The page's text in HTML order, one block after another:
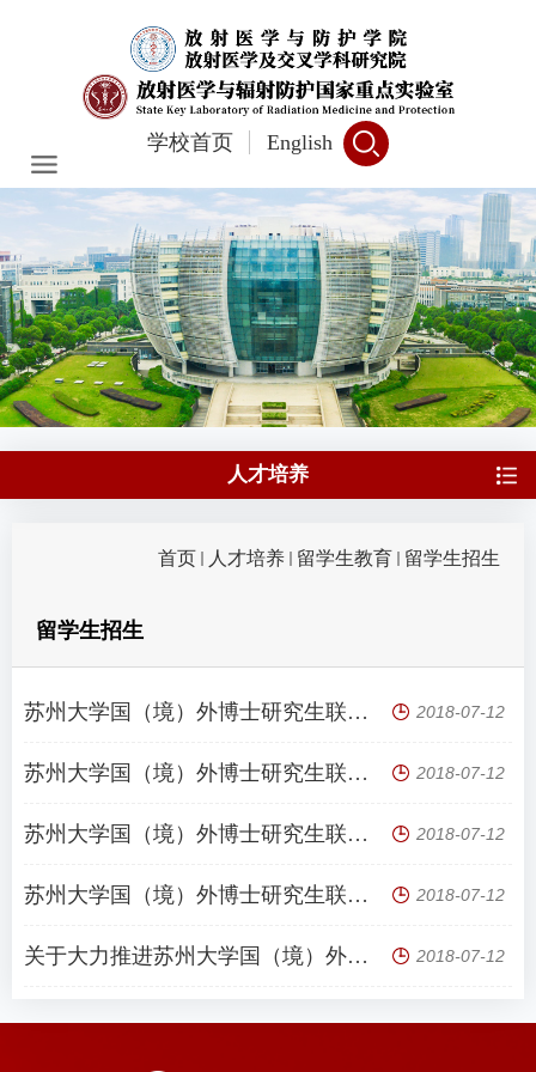
学校首页 English
人才培养
首页 人才培养 留学生教育 留学生招生
留学生招生
苏州大学国（境）外博士研究生联合培养管理办法（试行） 2018-07-12
苏州大学国（境）外博士研究生联合培养操作流程 2018-07-12
苏州大学国（境）外博士研究生联合培养申请表 2018-07-12
苏州大学国（境）外博士研究生联合培养候选人申请表 2018-07-12
关于大力推进苏州大学国（境）外博士研究生联合培养的通知 2018-07-12